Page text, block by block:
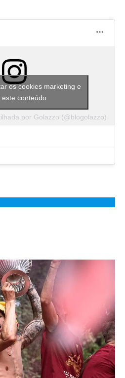
por Golazzo (@blogolazzo)
os cookies marketing e
este conteúdo